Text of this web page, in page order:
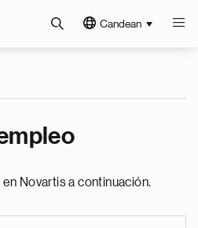
Candean
Novartis a continuación.